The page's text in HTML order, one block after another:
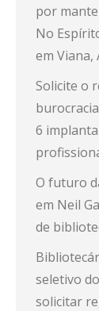
por
No
em Viana,
Solicite o
6
O futuro
em Neil
de
seletivo
solicitar